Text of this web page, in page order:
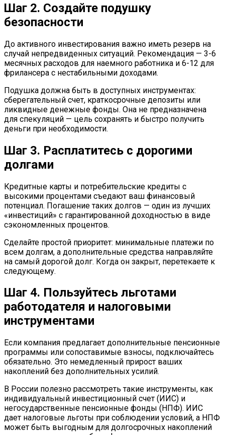
Шаг 2. Создайте подушку
безопасности
До активного инвестирования важно иметь резерв на
случай непредвиденных ситуаций. Рекомендация — 3-6
месячных расходов для наемного работника и 6-12 для
фрилансера с нестабильными доходами.
Подушка должна быть в доступных инструментах:
сберегательный счет, краткосрочные депозиты или
ликвидные денежные фонды. Она не предназначена
для спекуляций — цель сохранять и быстро получить
деньги при необходимости.
Шаг 3. Расплатитесь с дорогими
долгами
Кредитные карты и потребительские кредиты с
высокими процентами съедают ваш финансовый
потенциал. Погашение таких долгов — один из лучших
«инвестиций» с гарантированной доходностью в виде
сэкономленных процентов.
Сделайте простой приоритет: минимальные платежи по
всем долгам, а дополнительные средства направляйте
на самый дорогой долг. Когда он закрыт, перетекаете к
следующему.
Шаг 4. Пользуйтесь льготами
работодателя и налоговыми
инструментами
Если компания предлагает дополнительные пенсионные
программы или сопоставимые взносы, подключайтесь
обязательно. Это немедленный прирост ваших
накоплений без дополнительных усилий.
В России полезно рассмотреть такие инструменты, как
индивидуальный инвестиционный счет (ИИС) и
негосударственные пенсионные фонды (НПФ). ИИС
дает налоговые льготы при соблюдении условий, а НПФ
может быть выгодным для долгосрочных накоплений